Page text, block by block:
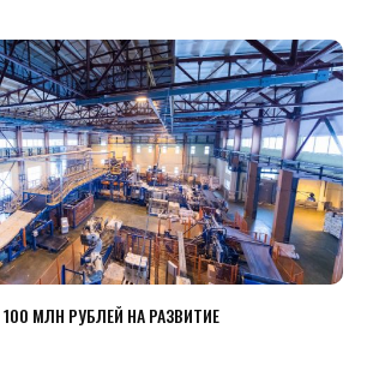
МЛН РУБЛЕЙ НА РАЗВИТИЕ